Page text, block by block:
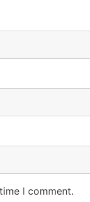
I comment.